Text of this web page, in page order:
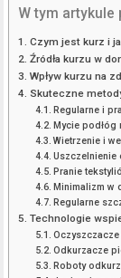
W tym
Czym jest kurz i
Źródła kurzu w
Wpływ kurzu na
Skuteczne
Regularne i
Mycie podłóg
Wietrzenie i
Uszczelnienie
Pranie
Minimalizm w
Regularne
Technologie
Odkurzacze
Roboty